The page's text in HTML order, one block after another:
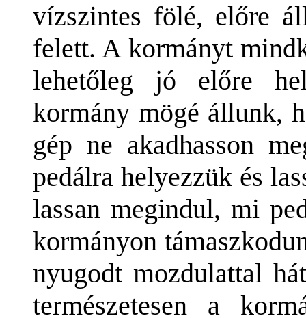
vízszintes fölé, előre
felett. A kormányt
lehetőleg jó előre
kormány mögé állunk,
gép ne akadhasson
pedálra helyezzük és
lassan megindul, mi
kormányon
nyugodt mozdulattal
természetesen a